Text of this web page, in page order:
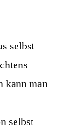
selbst
kann man
selbst